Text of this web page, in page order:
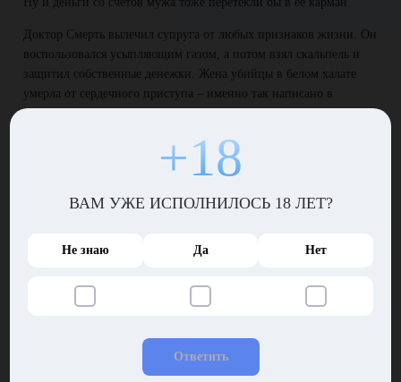
Доктор Смерть вылечил супруга от любых признаков жизни. Он
воспользовался усыпляющим газом, а потом взял скальпель и
защитил собственные денежки. Жена убийцы в белом халате
умерла от сердечного приступа – именно так написано в
медицинском заключении, которое не вызывает сомнение ни у
и настоящий профессионал, кто будет подозревать достойного
Подельник поневоле
психиатрическую лечебницу. Конечно, он тот еще крохобор,
могут принять его показания к сведению, проверить счета и
тогда кое-кто отправится за решетку на долгие годы.
+18
ВАМ УЖЕ ИСПОЛНИЛОСЬ 18 ЛЕТ?
Не знаю Да Нет
Ответить